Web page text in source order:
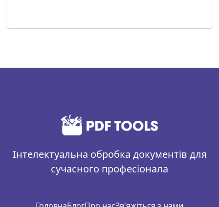
Інтелектуальна обробка документів для
сучасного професіонала